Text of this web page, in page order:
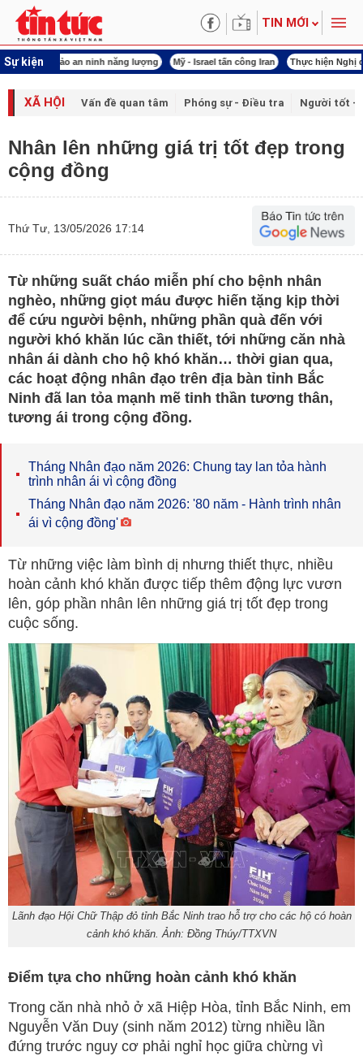
TIN MỚI
Sự kiện
lượng Mỹ - Israel tấn công Iran Thực hiện Nghị quyết 80 Thực hiện
XÃ HỘI Vấn đề quan tâm Phóng sự - Điều tra Người tốt -
Nhân lên những giá trị tốt đẹp trong
cộng đồng
Thứ Tư, 13/05/2026 17:14
Từ những suất cháo miễn phí cho bệnh nhân
nghèo, những giọt máu được hiến tặng kịp thời
để cứu người bệnh, những phần quà đến với
người khó khăn lúc cần thiết, tới những căn nhà
nhân ái dành cho hộ khó khăn… thời gian qua,
các hoạt động nhân đạo trên địa bàn tỉnh Bắc
Ninh đã lan tỏa mạnh mẽ tinh thần tương thân,
tương ái trong cộng đồng.
Tháng Nhân đạo năm 2026: Chung tay lan tỏa hành
trình nhân ái vì cộng đồng
Tháng Nhân đạo năm 2026: '80 năm - Hành trình nhân
ái vì cộng đồng'
Từ những việc làm bình dị nhưng thiết thực, nhiều
hoàn cảnh khó khăn được tiếp thêm động lực vươn
lên, góp phần nhân lên những giá trị tốt đẹp trong
cuộc sống.
Lãnh đạo Hội Chữ Thập đỏ tỉnh Bắc Ninh trao hỗ trợ cho các hộ có hoàn
cảnh khó khăn. Ảnh: Đồng Thúy/TTXVN
Điểm tựa cho những hoàn cảnh khó khăn
Trong căn nhà nhỏ ở xã Hiệp Hòa, tỉnh Bắc Ninh, em
Nguyễn Văn Duy (sinh năm 2012) từng nhiều lần
đứng trước nguy cơ phải nghỉ học giữa chừng vì